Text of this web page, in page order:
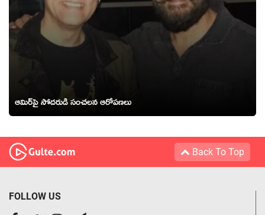
ఆమిర్‌పై సోదరుడి సంచలన ఆరోపణలు
Back To Top
FOLLOW US